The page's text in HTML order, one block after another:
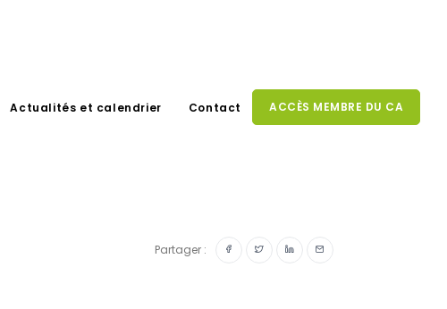
Actualités et calendrier Contact ACCÈS MEMBRE DU CA
Partager :